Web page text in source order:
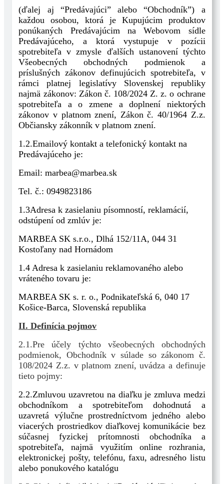
(ďalej aj “Predávajúci” alebo “Obchodník”) a
každou osobou, ktorá je Kupujúcim produktov
ponúkaných Predávajúcim na Webovom sídle
Predávajúceho, a ktorá vystupuje v pozícii
spotrebiteľa v zmysle ďalších ustanovení týchto
Všeobecných obchodných podmienok a
príslušných zákonov definujúcich spotrebiteľa, v
rámci platnej legislatívy Slovenskej republiky
najmä zákonov: Zákon č. 108/2024 Z. z. o ochrane
spotrebiteľa a o zmene a doplnení niektorých
zákonov v platnom znení, Zákon č. 40/1964 Z.z.
Občiansky zákonník v platnom znení.
1.2.Emailový kontakt a telefonický kontakt na
Predávajúceho je:
Email: marbea@marbea.sk
Tel. č.: 0949823186
1.3Adresa k zasielaniu písomností, reklamácií,
odstúpení od zmlúv je:
MARBEA SK s.r.o., Dlhá 152/11A, 044 31
Kostoľany nad Hornádom
1.4 Adresa k zasielaniu reklamovaného alebo
vráteného tovaru je:
MARBEA SK s. r. o., Podnikateľská 6, 040 17
Košice-Barca, Slovenská republika
II. Definícia pojmov
2.1.Pre účely týchto všeobecných obchodných
podmienok, Obchodník v súlade so zákonom č.
108/2024 Z.z. v platnom znení, uvádza a definuje
tieto pojmy:
2.2.Zmluvou uzavretou na diaľku je zmluva medzi
obchodníkom a spotrebiteľom dohodnutá a
uzavretá výlučne prostredníctvom jedného alebo
viacerých prostriedkov diaľkovej komunikácie bez
súčasnej fyzickej prítomnosti obchodníka a
spotrebiteľa, najmä využitím online rozhrania,
elektronickej pošty, telefónu, faxu, adresného listu
alebo ponukového katalógu